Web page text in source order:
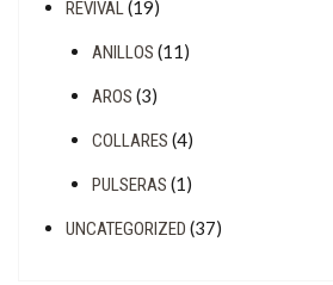
REVIVAL(19)
ANILLOS (11)
AROS (3)
COLLARES (4)
PULSERAS (1)
UNCATEGORIZED (37)